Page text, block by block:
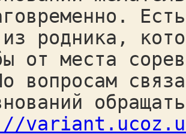
родника,
от места
вопросам